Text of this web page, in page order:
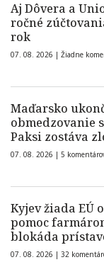
Aj Dôvera a
ročné
rok
07. 08. 2026 | Žiadne
Maďarsko
obmedzovanie
Paksi zostáva
07. 08. 2026 | 5
Kyjev žiada EÚ
pomoc
blokáda
07. 08. 2026 | 32